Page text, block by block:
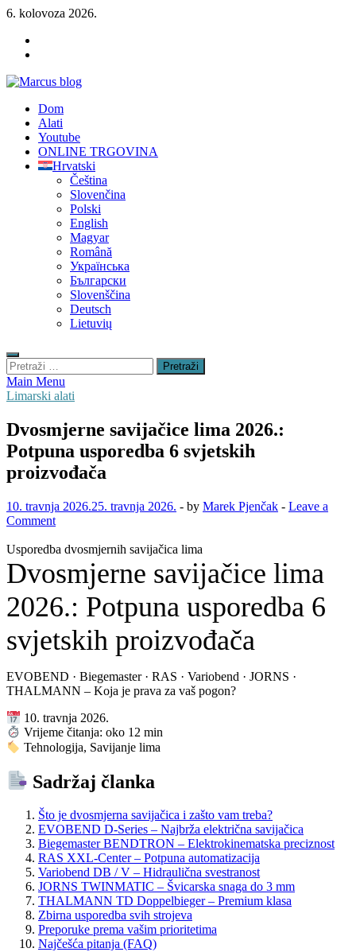
Skip
content
6. kolovoza 2026.
NÁRADIE
Marcus blog
Stavebné profily, náradie, izolácie
Dom
Alati
Youtube
ONLINE TRGOVINA
Hrvatski
Čeština
Slovenčina
Polski
English
Magyar
Română
Українська
Български
Slovenščina
Deutsch
Lietuvių
Pretraži:
Main Menu
Limarski alati
Dvosmjerne savijačice lima 2026.:
Potpuna usporedba 6 svjetskih
proizvođača
10. travnja 2026.25. travnja 2026. - by Marek Pjenčak - Leave a
Comment
Usporedba dvosmjernih savijačica lima
Dvosmjerne savijačice lima
2026.: Potpuna usporedba 6
svjetskih proizvođača
EVOBEND · Biegemaster · RAS · Variobend · JORNS ·
THALMANN – Koja je prava za vaš pogon?
10. travnja 2026.
Vrijeme čitanja: oko 12 min
Tehnologija, Savijanje lima
Sadržaj članka
Što je dvosmjerna savijačica i zašto vam treba?
EVOBEND D-Series – Najbrža električna savijačica
Biegemaster BENDTRON – Elektrokinematska preciznost
RAS XXL-Center – Potpuna automatizacija
Variobend DB / V – Hidraulična svestranost
JORNS TWINMATIC – Švicarska snaga do 3 mm
THALMANN TD Doppelbieger – Premium klasa
Zbirna usporedba svih strojeva
Preporuke prema vašim prioritetima
Najčešća pitanja (FAQ)